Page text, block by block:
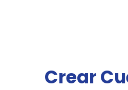
Crear